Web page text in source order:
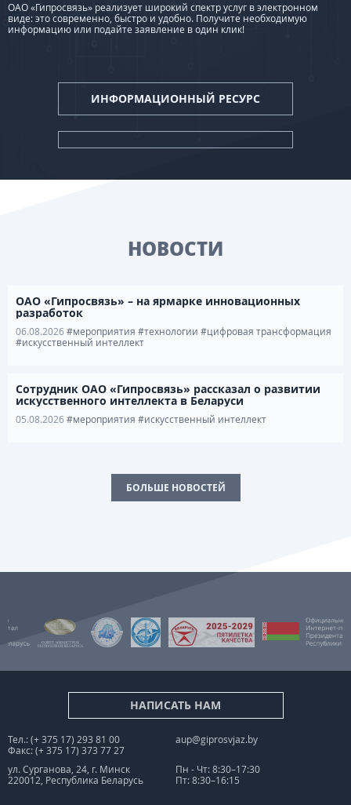
ОАО «Гипросвязь» реализует широкий спектр услуг в электронном
виде: это современно, быстро и удобно. Получите необходимую
информацию или подайте заявление в один клик!
ИНФОРМАЦИОННЫЙ РЕСУРС
НОВОСТИ
ОАО «Гипросвязь» – на ярмарке инновационных
разработок
06.08.2026#мероприятия #технологии #цифровая трансформация
#искусственный интеллект
Сотрудник ОАО «Гипросвязь» рассказал о развитии
искусственного интеллекта в Беларуси
05.08.2026#мероприятия #искусственный интеллект
БОЛЬШЕ НОВОСТЕЙ
НАПИСАТЬ НАМ
Тел.: (+ 375 17) 293 81 00
Факс: (+ 375 17) 373 77 27
aup@giprosvjaz.by
ул. Сурганова, 24, г. Минск
220012, Республика Беларусь
Пн - Чт: 8:30–17:30
Пт: 8:30–16:15